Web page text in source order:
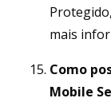
mais
Como
Mobile